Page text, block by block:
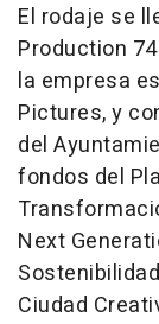
El rodaje se
Production
la empresa
Pictures, y
del
fondos del
Next
Ciudad